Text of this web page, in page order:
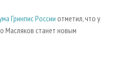
Гринпис России отметил, что у
Масляков станет новым